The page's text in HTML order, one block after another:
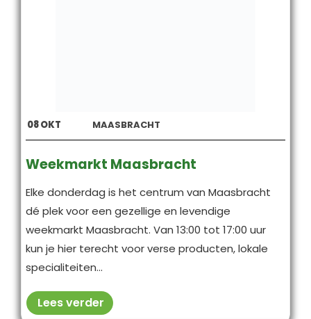
08OKT MAASBRACHT
Weekmarkt Maasbracht
Elke donderdag is het centrum van Maasbracht
dé plek voor een gezellige en levendige
weekmarkt Maasbracht. Van 13:00 tot 17:00 uur
kun je hier terecht voor verse producten, lokale
specialiteiten...
Lees verder